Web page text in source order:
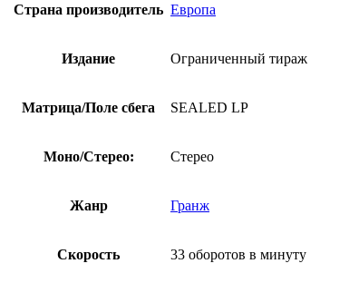
Страна производитель Европа
Издание Ограниченный тираж
Матрица/Поле сбега SEALED LP
Моно/Стерео: Стерео
Жанр Гранж
Скорость 33 оборотов в минуту